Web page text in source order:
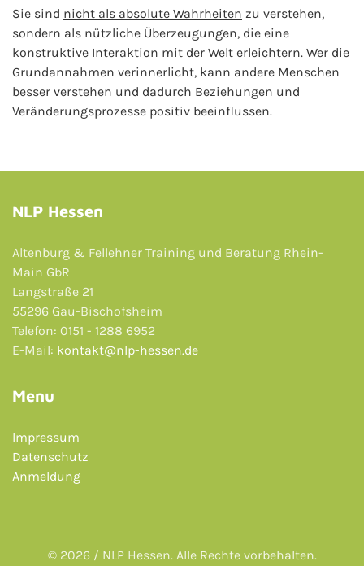
Sie sind nicht als absolute Wahrheiten zu verstehen,
sondern als nützliche Überzeugungen, die eine
konstruktive Interaktion mit der Welt erleichtern. Wer die
Grundannahmen verinnerlicht, kann andere Menschen
besser verstehen und dadurch Beziehungen und
Veränderungsprozesse positiv beeinflussen.
NLP Hessen
Altenburg & Fellehner Training und Beratung Rhein-
Main GbR
Langstraße 21
55296 Gau-Bischofsheim
Telefon: 0151 - 1288 6952
E-Mail: kontakt@nlp-hessen.de
Menu
Impressum
Datenschutz
Anmeldung
© 2026 / NLP Hessen. Alle Rechte vorbehalten.